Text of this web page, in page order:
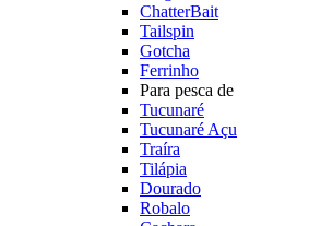
ChatterBait
Tailspin
Gotcha
Ferrinho
Para pesca de
Tucunaré
Tucunaré Açu
Traíra
Tilápia
Dourado
Robalo